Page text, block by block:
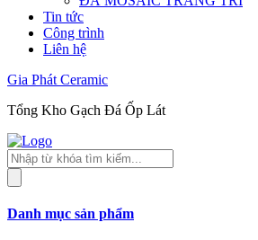
Tin tức
Công trình
Liên hệ
Gia Phát Ceramic
Tổng Kho Gạch Đá Ốp Lát
Tìm
kiếm
sản
Danh mục sản phẩm